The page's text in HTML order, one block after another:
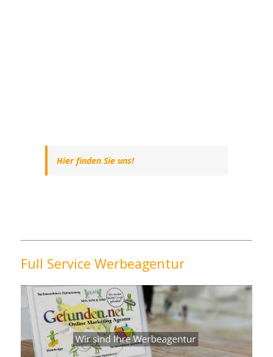
Hier finden Sie uns!
Full Service Werbeagentur